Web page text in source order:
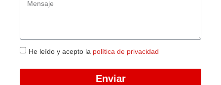
He leído y acepto la política de privacidad
Enviar